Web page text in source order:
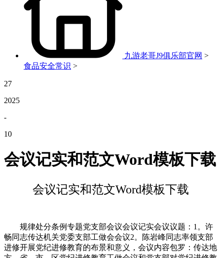
九游老哥J9俱乐部官网 >
食品安全常识 >
27
2025
-
10
会议记实和范文Word模板下载
会议记实和范文Word模板下载
规律处分条例专题党支部会议会议记实会议议题：1。许
畅同志传达机关党委支部工做会会议2。陈岩峰同志率领支部
进修开展党纪进修教育的布景和意义，会议内容包罗：传达地